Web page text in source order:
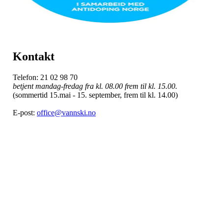
Kontakt
Telefon: 21 02 98 70
betjent mandag-fredag fra kl. 08.00 frem til kl. 15.00.
(sommertid 15.mai - 15. september, frem til kl. 14.00)
E-post: office@vannski.no